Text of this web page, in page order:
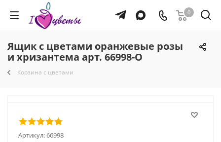
0
Ящик с цветами оранжевые розы
и хризантема арт. 66998-О
Корзина с цветами
Артикул:66998